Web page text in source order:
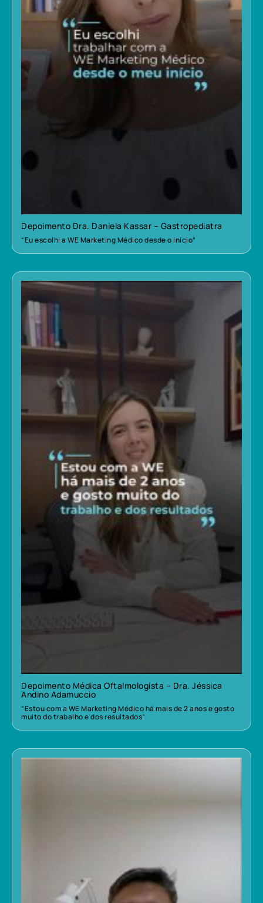
Depoimento Dra. Daniela Kassar – Gastropediatra
“Eu escolhi a WE Marketing Médico desde o início”
Depoimento Médica Oftalmologista – Dra. Jéssica
Andino Adamuccio
“Estou com a WE Marketing Médico há mais de 2 anos e gosto
muito do trabalho e dos resultados”